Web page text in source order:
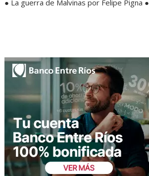
● La guerra de Malvinas por Felipe Pigna ●